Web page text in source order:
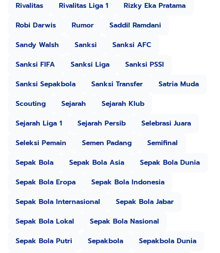
Rivalitas
Rivalitas Liga 1
Rizky Eka Pratama
Robi Darwis
Rumor
Saddil Ramdani
Sandy Walsh
Sanksi
Sanksi AFC
Sanksi FIFA
Sanksi Liga
Sanksi PSSI
Sanksi Sepakbola
Sanksi Transfer
Satria Muda
Scouting
Sejarah
Sejarah Klub
Sejarah Liga 1
Sejarah Persib
Selebrasi Juara
Seleksi Pemain
Semen Padang
Semifinal
Sepak Bola
Sepak Bola Asia
Sepak Bola Dunia
Sepak Bola Eropa
Sepak Bola Indonesia
Sepak Bola Internasional
Sepak Bola Jabar
Sepak Bola Lokal
Sepak Bola Nasional
Sepak Bola Putri
Sepakbola
Sepakbola Dunia